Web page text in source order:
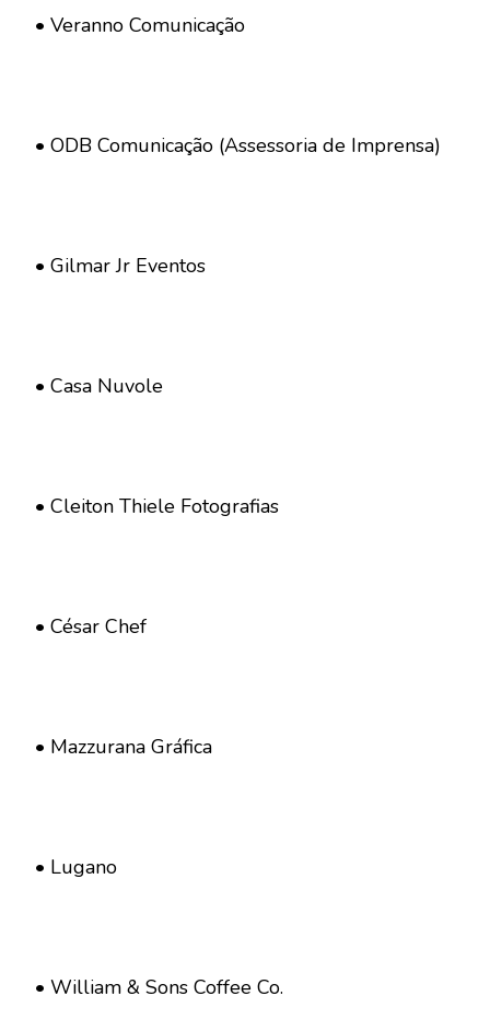
• Veranno Comunicação
• ODB Comunicação (Assessoria de Imprensa)
• Gilmar Jr Eventos
• Casa Nuvole
• Cleiton Thiele Fotografias
• César Chef
• Mazzurana Gráfica
• Lugano
• William & Sons Coffee Co.